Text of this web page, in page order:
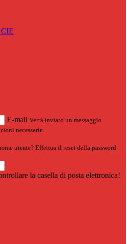
E-mail Verrà inviato un messaggio
necessarie.
utente? Effettua il reset della password
la casella di posta elettronica!